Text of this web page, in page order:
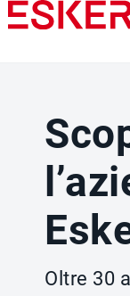
Skip
to
Oltre 30